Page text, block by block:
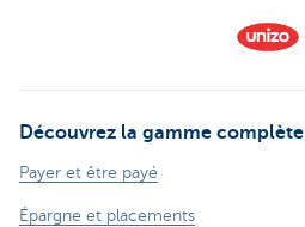
Découvrez la gamme complète
Payer et être payé
Épargne et placements